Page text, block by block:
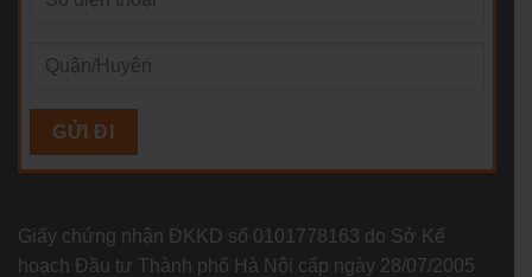
Giấy chứng nhận ĐKKD số 0101778163 do Sở Kế
hoạch Đầu tư Thành phố Hà Nội cấp ngày 28/07/2005